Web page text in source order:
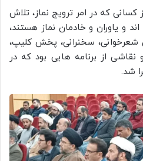
که در امر ترویج نماز، تلاش
و یاوران و خادمان نماز هستند،
سخنرانی، پخش کلیپ،
از برنامه هایی بود که در
شد.